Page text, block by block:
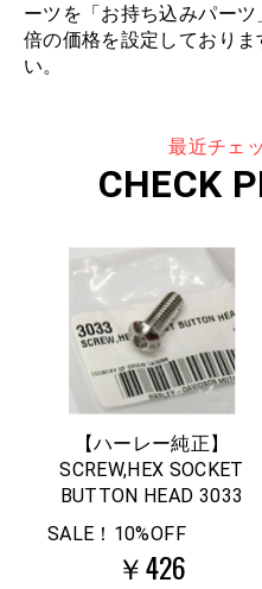
ーツを「お持ち込みパー
倍の価格を設定しており
い。
最近チェ
CHECK
【ハーレー純正】
SCREW,HEX SOCKET
BUTTON HEAD 3033
SALE！10%OFF
￥426